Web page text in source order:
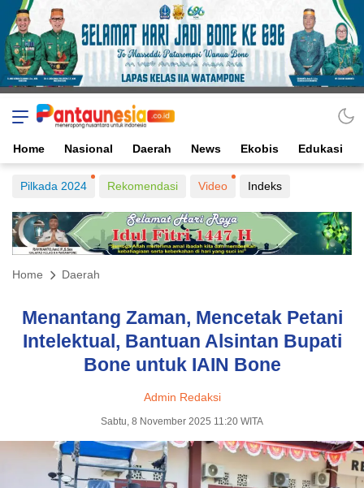
Home Nasional Daerah News Ekobis Edukasi
Pilkada 2024 Rekomendasi Video Indeks
Home Daerah
Menantang Zaman, Mencetak Petani
Intelektual, Bantuan Alsintan Bupati
Bone untuk IAIN Bone
Admin Redaksi
Sabtu, 8 November 2025 11:20 WITA